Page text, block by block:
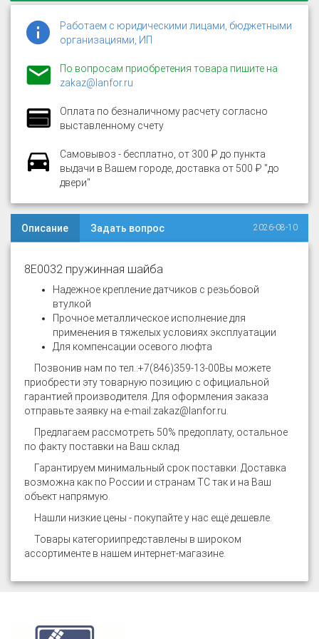
Работаем с юридическими лицами, бюджетными
организациями, ИП
По вопросам приобретения товара пишите на
zakaz@lanfor.ru
Оплата по безналичному расчету согласно
выставленному счету
Самовывоз - бесплатно, от 300 ₽ до пункта
выдачи в Вашем городе, доставка от 500 ₽ "до
двери"
Описание Задать вопрос 2026-08-10
8E0032 пружинная шайба
Надежное крепление датчиков с резьбовой
втулкой
Прочное металлическое исполнение для
применения в тяжелых условиях эксплуатации
Для компенсации осевого люфта
Позвонив нам по тел.:+7(846)359-13-00Вы можете
приобрести эту товарную позицию с официальной
гарантией производителя. Для оформления заказа
отправьте заявку на e-mail:zakaz@lanfor.ru
Предлагаем рассмотреть 50% предоплату, остальное
по факту поставки на Ваш склад.
Гарантируем минимальный срок поставки. Доставка
возможна как по России и странам ТС так и на Ваш
объект напрямую.
Нашли низкие цены - покупайте у нас ещё дешевле.
Товары категориипредставлены в широком
ассортименте в нашем интернет-магазине.